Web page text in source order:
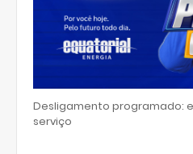
Desligamento programado:
serviço